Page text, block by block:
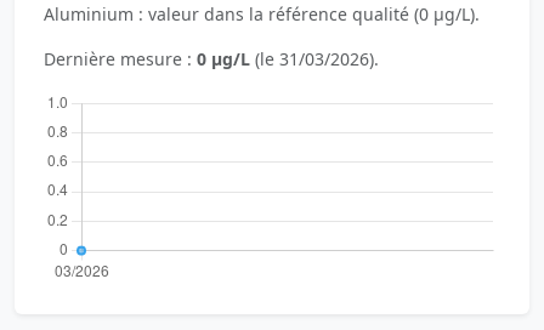
Aluminium : valeur dans la référence qualité (0 µg/L).
Dernière mesure : 0 µg/L (le 31/03/2026).